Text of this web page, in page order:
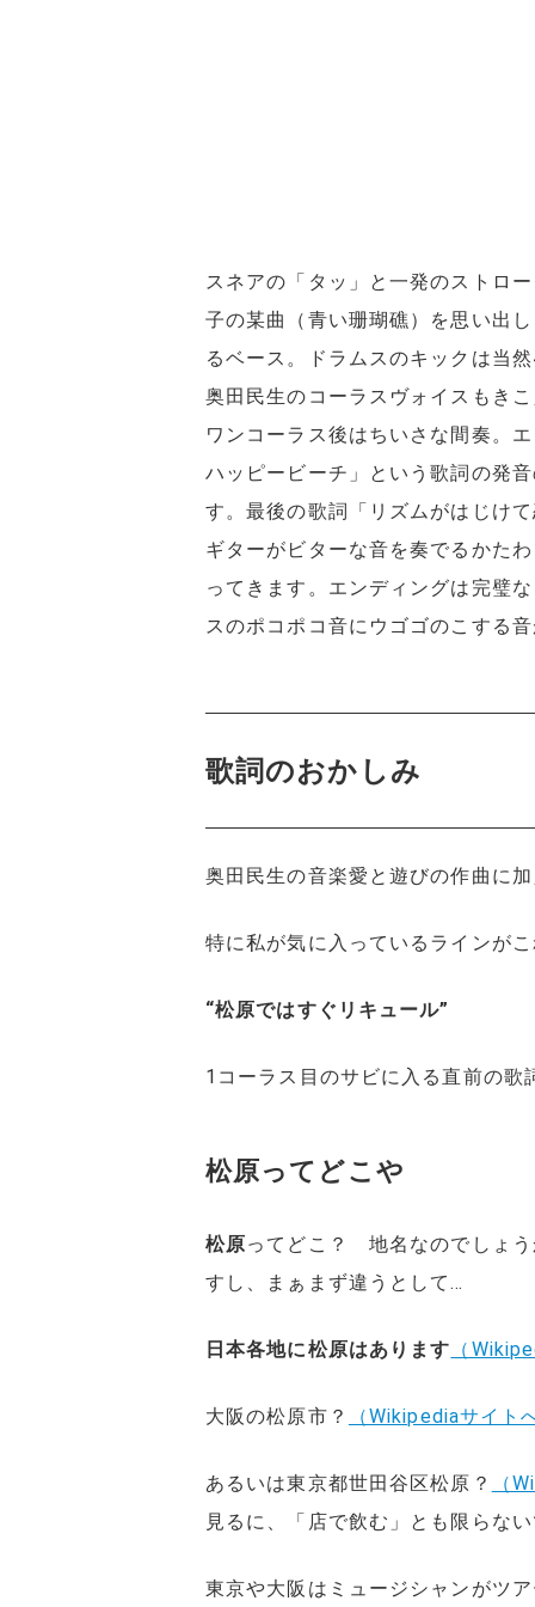
スネアの「タッ」と一発のストロ
子の某曲（青い珊瑚礁）を思い出
るベース。ドラムスのキックは当
奥田民生のコーラスヴォイスもき
ワンコーラス後はちいさな間奏。
ハッピービーチ」という歌詞の発
す。最後の歌詞「リズムがはじけ
ギターがビターな音を奏でるかた
ってきます。エンディングは完璧
スのポコポコ音にウゴゴのこする
歌詞のおかしみ
奥田民生の音楽愛と遊びの作曲に
特に私が気に入っているラインが
“松原ではすぐリキュール”
1コーラス目のサビに入る直前の歌
松原ってどこや
松原ってどこ？ 地名なのでしょう
すし、まぁまず違うとして…
日本各地に松原はあります （
大阪の松原市？ （Wikipediaサイト
あるいは東京都世田谷区松原？
（
見るに、「店で飲む」とも限らな
東京や大阪はミュージシャンがツ